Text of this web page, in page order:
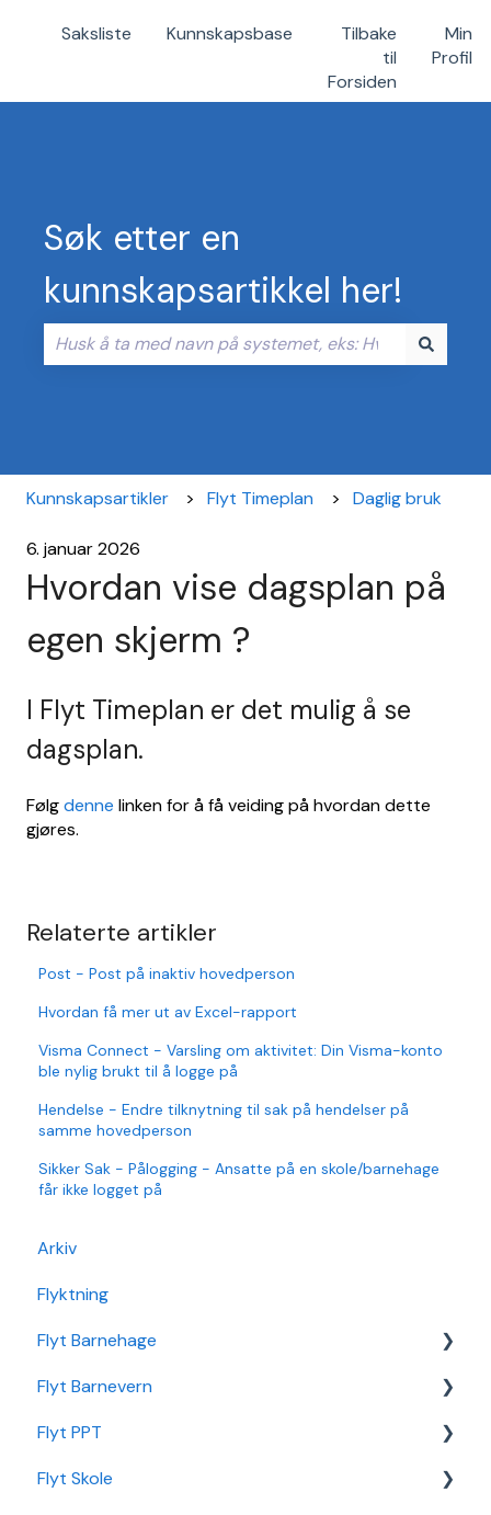
Saksliste Kunnskapsbase
Tilbake
til
Forsiden
Min
Profil
Søk etter en
kunnskapsartikkel her!
Kunnskapsartikler Flyt Timeplan Daglig bruk
6. januar 2026
Hvordan vise dagsplan på
egen skjerm ?
I Flyt Timeplan er det mulig å se
dagsplan.
Følgdenne linken for å få veiding på hvordan dette
gjøres.
Relaterte artikler
Post - Post på inaktiv hovedperson
Hvordan få mer ut av Excel-rapport
Visma Connect - Varsling om aktivitet: Din Visma-konto
ble nylig brukt til å logge på
Hendelse - Endre tilknytning til sak på hendelser på
samme hovedperson
Sikker Sak - Pålogging - Ansatte på en skole/barnehage
får ikke logget på
Arkiv
Flyktning
Flyt Barnehage
Flyt Barnehage Hjelpeside
Min Barnehage (app)
Redusert foreldrebetaling
Flyt Barnevern
Autopay
Vedtak
Flyt PPT
Statistikk
Flyt Skole